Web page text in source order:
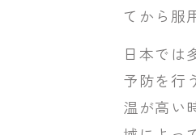
てから服
日本では
予防を行
温が高い